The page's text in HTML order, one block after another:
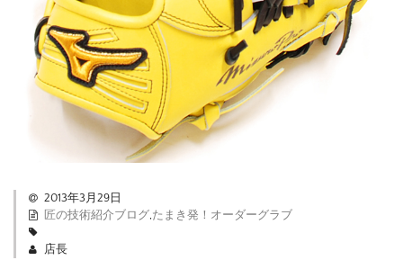
2013年3月29日
匠の技術紹介ブログ,たまき発！オーダーグラブ
店長